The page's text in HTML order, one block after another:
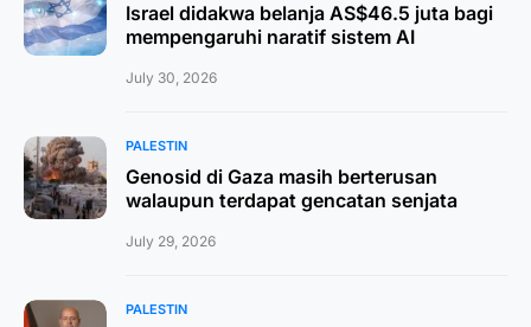
Israel didakwa belanja AS$46.5 juta bagi
mempengaruhi naratif sistem AI
July 30, 2026
PALESTIN
Genosid di Gaza masih berterusan
walaupun terdapat gencatan senjata
July 29, 2026
PALESTIN